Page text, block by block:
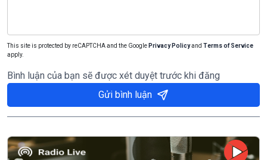
This site is protected by reCAPTCHA and the Google Privacy Policyand Terms of Service
apply.
Bình luận của bạn sẽ được xét duyệt trước khi đăng
Gửi bình luận